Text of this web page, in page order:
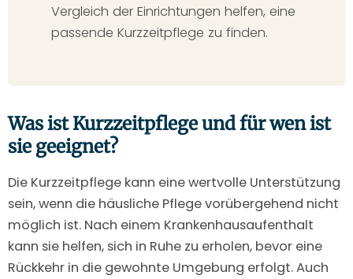
Vergleich der Einrichtungen helfen, eine
passende Kurzzeitpflege zu finden.
Was ist Kurzzeitpflege und für wen ist
sie geeignet?
Die Kurzzeitpflege kann eine wertvolle Unterstützung
sein, wenn die häusliche Pflege vorübergehend nicht
möglich ist. Nach einem Krankenhausaufenthalt
kann sie helfen, sich in Ruhe zu erholen, bevor eine
Rückkehr in die gewohnte Umgebung erfolgt. Auch